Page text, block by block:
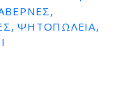
ΨΗΤΟΠΩΛΕΊΑ,